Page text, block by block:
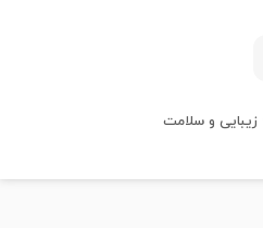
زیبایی و سلامت